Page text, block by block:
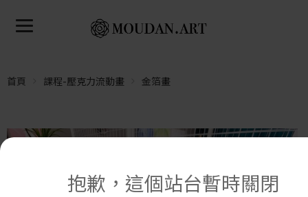
抱歉，這個站台暫時關閉
首頁 課程-壓克力流動畫 金箔畫